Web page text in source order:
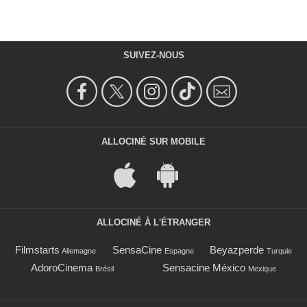
SUIVEZ-NOUS
ALLOCINÉ SUR MOBILE
ALLOCINÉ À L'ÉTRANGER
Filmstarts Allemagne SensaCine Espagne Beyazperde Turquie
AdoroCinema Brésil Sensacine México Mexique